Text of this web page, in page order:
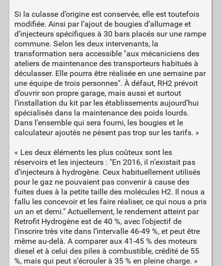
Si la culasse d’origine est conservée, elle est toutefois
modifiée. Ainsi par l’ajout de bougies d’allumage et
d’injecteurs spécifiques à 30 bars placés sur une rampe
commune. Selon les deux intervenants, la
transformation sera accessible "aux mécaniciens des
ateliers de maintenance des transporteurs habitués à
déculasser. Elle pourra être réalisée en une semaine par
une équipe de trois personnes". À défaut, RH2 prévoit
d’ouvrir son propre garage, mais aussi et surtout
l’installation du kit par les établissements aujourd’hui
spécialisés dans la maintenance des poids lourds.
Dans l’ensemble qui sera fourni, les bougies et le
calculateur ajoutés ne pèsent pas trop sur les tarifs. »
« Les deux éléments les plus coûteux sont les
réservoirs et les injecteurs : "En 2016, il n’existait pas
d’injecteurs à hydrogène. Ceux habituellement utilisés
pour le gaz ne pouvaient pas convenir à cause des
fuites dues à la petite taille des molécules H2. Il nous a
fallu les concevoir et les faire réaliser, ce qui nous a pris
un an et demi." Actuellement, le rendement atteint par
Retrofit Hydrogène est de 40 %, avec l’objectif de
l’inscrire très vite dans l’intervalle 46-49 %, et peut être
même au-delà. A comparer aux 41-45 % des moteurs
diesel et à celui des piles à combustible, crédité de 55
%, mais qui peut s’écrouler à 35 % en pleine charge. »